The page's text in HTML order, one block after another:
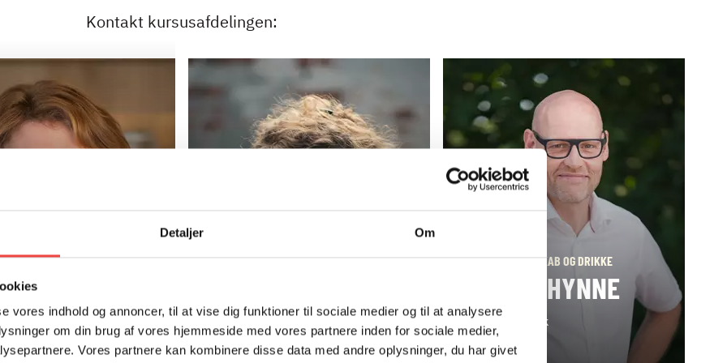
Detaljer Om
vores indhold og annoncer, til at vise dig funktioner til sociale medier og til at analysere
om din brug af vores hjemmeside med vores partnere inden for sociale medier,
Vores partnere kan kombinere disse data med andre oplysninger, du har givet
Kontakt kursusafdelingen:
MARIE
hvis du er
i vores fullservice-
GASTRONOMI, BÆREDYGTIGHED, EVENTS
M: lmv@hrs.dk
T: 22464613
LEDELSE, VÆRTSKAB OG DRIKKE
HENRIK HYNNE
M: hhy@hrs.dk
T: 25503664